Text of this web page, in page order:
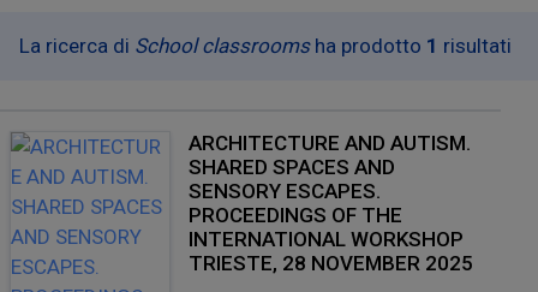
La ricerca di School classroomsha prodotto 1 risultati
ARCHITECTURE AND AUTISM.
SHARED SPACES AND
SENSORY ESCAPES.
PROCEEDINGS OF THE
INTERNATIONAL WORKSHOP
TRIESTE, 28 NOVEMBER 2025